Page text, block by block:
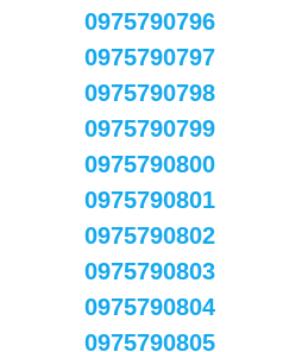
0975790796
0975790797
0975790798
0975790799
0975790800
0975790801
0975790802
0975790803
0975790804
0975790805